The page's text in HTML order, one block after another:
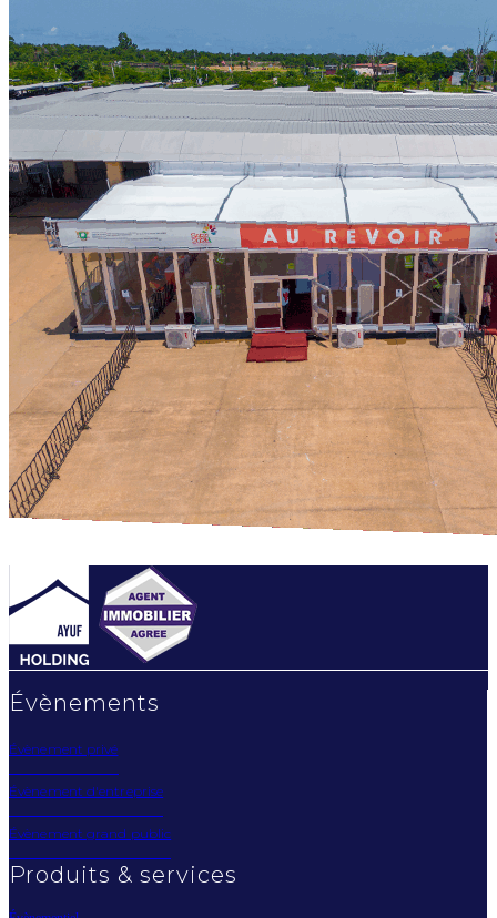
Évènements
Évènement privé
Évènement d'entreprise
Évènement grand public
Produits & services